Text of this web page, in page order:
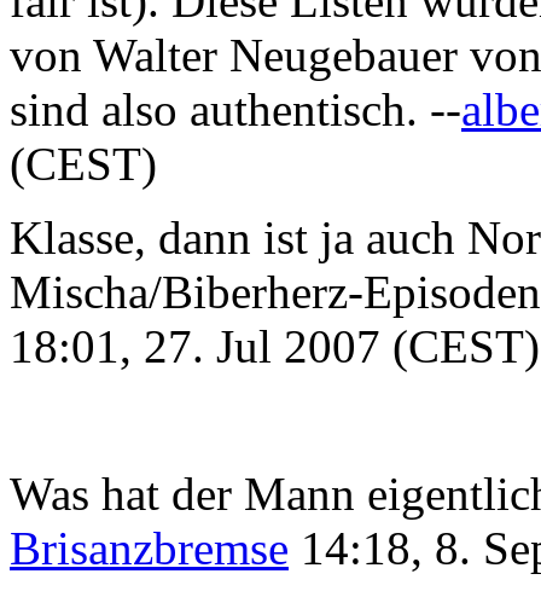
von Walter Neugebauer
sind also authentisch. --
(CEST)
Klasse, dann ist ja auch
Mischa/Biberherz-
18:01, 27. Jul 2007 (CEST)
Was hat der Mann
Brisanzbremse 14:18, 8.